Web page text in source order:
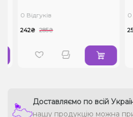
0 Відгуків
242₴ 285₴
0
Доставляємо по всій
нашу продукцію можна